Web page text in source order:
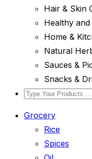
Hair & Skin
Healthy
Home &
Natural
Sauces &
Snacks &
Grocery
Rice
Spices